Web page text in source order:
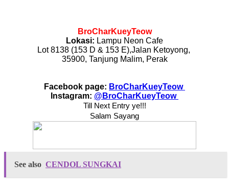
BroCharKueyTeow
Lokasi: Lampu Neon Cafe
Lot 8138 (153 D & 153 E),Jalan Ketoyong,
35900, Tanjung Malim, Perak
Facebook page: BroCharKueyTeow
Instagram: @ BroCharKueyTeow
Till Next Entry ye!!!
Salam Sayang
See also CENDOL SUNGKAI